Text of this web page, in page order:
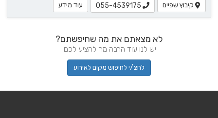
קיבוץ שפיים 055-4539175 עוד מידע
לא מצאתם את מה שחיפשתם?
יש לנו עוד הרבה מה להציע לכם!
לחצ/י לחיפוש מקום לאירוע